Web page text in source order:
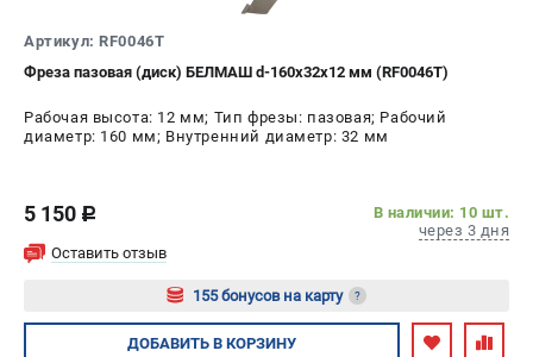
Артикул: RF0046T
Фреза пазовая (диск) БЕЛМАШ d-160х32х12 мм (RF0046T)
Рабочая высота: 12 мм; Тип фрезы: пазовая; Рабочий
диаметр: 160 мм; Внутренний диаметр: 32 мм
5 150 c
В наличии: 10 шт.
через 3 дня
Оставить отзыв
155 бонусов на карту ?
Авторизуйтесь
ДОБАВИТЬ В КОРЗИНУ